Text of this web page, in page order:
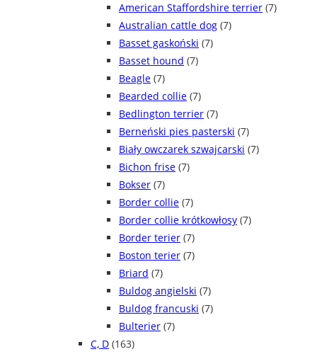
American Staffordshire terrier (7)
Australian cattle dog (7)
Basset gaskoński (7)
Basset hound (7)
Beagle (7)
Bearded collie (7)
Bedlington terrier (7)
Berneński pies pasterski (7)
Biały owczarek szwajcarski (7)
Bichon frise (7)
Bokser (7)
Border collie (7)
Border collie krótkowłosy (7)
Border terier (7)
Boston terier (7)
Briard (7)
Buldog angielski (7)
Buldog francuski (7)
Bulterier (7)
C, D (163)